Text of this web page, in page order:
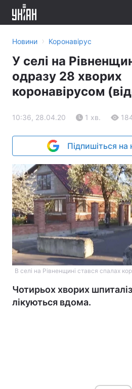
Новини › Коронавірус
У селі на
одразу 28 хворих
коронавірусом
10:36, 28.04.20 1 хв.
Підпишіться на
В селі на Рівненщині стався спалах
Чотирьох хворих
лікуються вдома.